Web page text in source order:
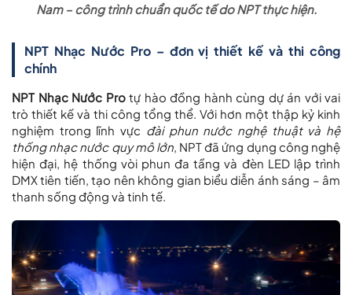
Nam – công trình chuẩn quốc tế do NPT thực hiện.
NPT Nhạc Nước Pro – đơn vị thiết kế và thi công
chính
NPT Nhạc Nước Protự hào đồng hành cùng dự án với vai
trò thiết kế và thi công tổng thể. Với hơn một thập kỷ kinh
nghiệm trong lĩnh vực đài phun nước nghệ thuật và hệ
thống nhạc nước quy mô lớn, NPT đã ứng dụng công nghệ
hiện đại, hệ thống vòi phun đa tầng và đèn LED lập trình
DMX tiên tiến, tạo nên không gian biểu diễn ánh sáng – âm
thanh sống động và tinh tế.